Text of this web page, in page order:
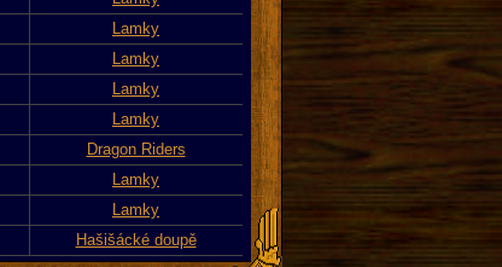
Lamky
Lamky
Lamky
Lamky
Dragon Riders
Lamky
Lamky
Hašišácké doupě